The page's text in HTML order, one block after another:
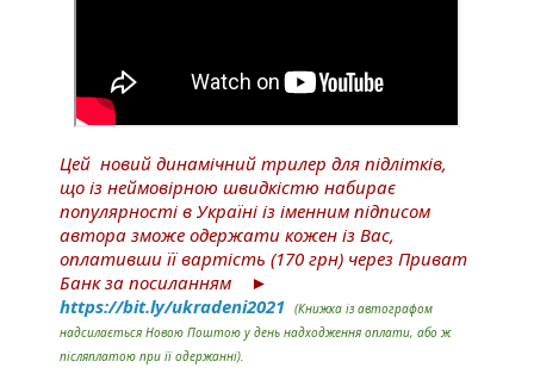
Цей  новий динамічний трилер для підлітків,
що із неймовірною швидкістю набирає
популярності в Україні із іменним підписом
автора зможе одержати кожен із Вас,
оплативши її вартість (170 грн) через Приват
Банк за посиланням
https://bit.ly/ukradeni2021 (Книжка із автографом
надсилається Новою Поштою у день надходження оплати, або ж
післяплатою при її одержанні).